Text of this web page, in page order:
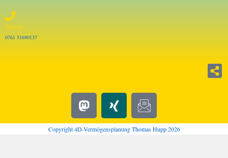
Telefon
0761 51690137
Copyright 4D-Vermögensplanung Thomas Hupp 2026